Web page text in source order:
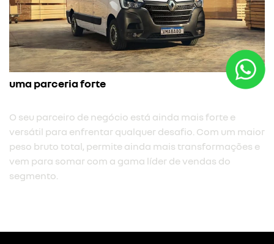
uma parceria forte
O seu parceiro de negócio está ainda mais forte e
versátil para enfrentar qualquer desafio. Com um maior
peso bruto total, permite ainda mais transformações e
vem para somar com a gama líder de vendas do
segmento.